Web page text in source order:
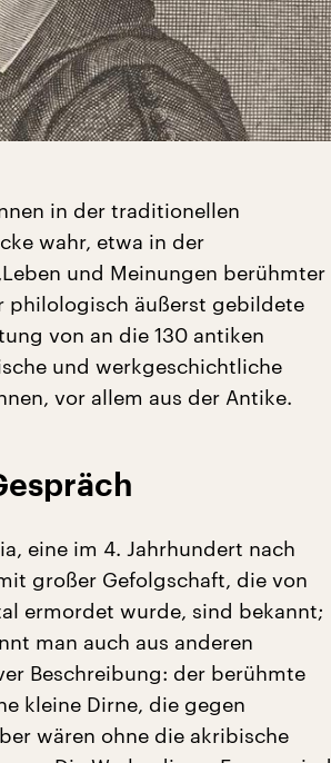
in der traditionellen
wahr, etwa in der
und Meinungen berühmter
philologisch äußerst gebildete
von an die 130 antiken
und werkgeschichtliche
vor allem aus der Antike.
eine im 4. Jahrhundert nach
großer Gefolgschaft, die von
ermordet wurde, sind bekannt;
man auch aus anderen
Beschreibung: der berühmte
kleine Dirne, die gegen
wären ohne die akribische